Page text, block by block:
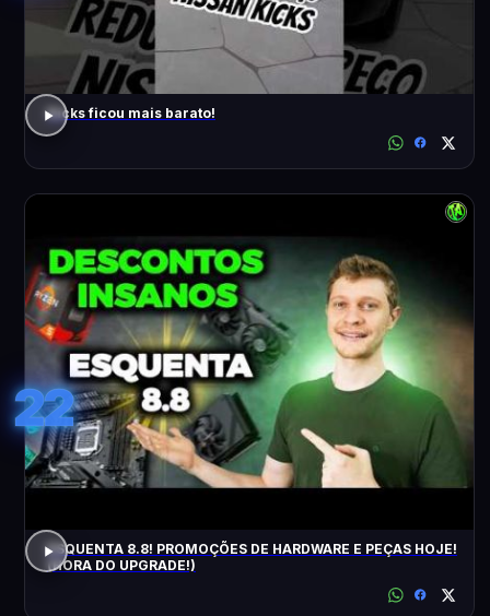
Kicks ficou mais barato!
22
ESQUENTA 8.8! PROMOÇÕES DE HARDWARE E PEÇAS HOJE!
(HORA DO UPGRADE!)